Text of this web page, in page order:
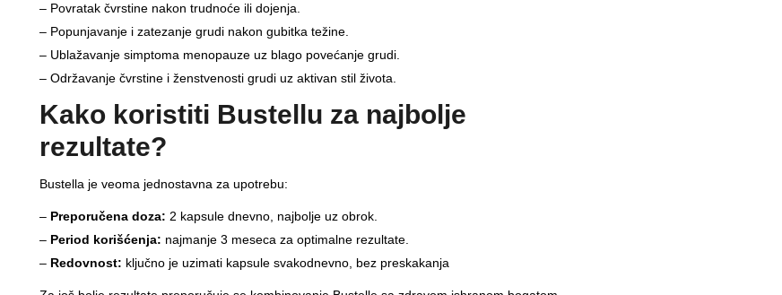
– Povratak čvrstine nakon trudnoće ili dojenja.
– Popunjavanje i zatezanje grudi nakon gubitka težine.
– Ublažavanje simptoma menopauze uz blago povećanje grudi.
– Održavanje čvrstine i ženstvenosti grudi uz aktivan stil života.
Kako koristiti Bustellu za najbolje
rezultate?
Bustella je veoma jednostavna za upotrebu:
– Preporučena doza: 2 kapsule dnevno, najbolje uz obrok.
– Period korišćenja: najmanje 3 meseca za optimalne rezultate.
– Redovnost: ključno je uzimati kapsule svakodnevno, bez preskakanja